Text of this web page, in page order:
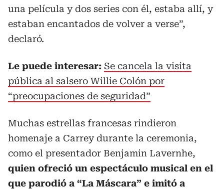
una película y dos series con él, estaba allí, y
estaban encantados de volver a verse”,
declaró.
Le puede interesar: Se cancela la visita
pública al salsero Willie Colón por
“preocupaciones de seguridad”
Muchas estrellas francesas rindieron
homenaje a Carrey durante la ceremonia,
como el presentador Benjamin Lavernhe,
quien ofreció un espectáculo musical en el
que parodió a “La Máscara” e imitó a